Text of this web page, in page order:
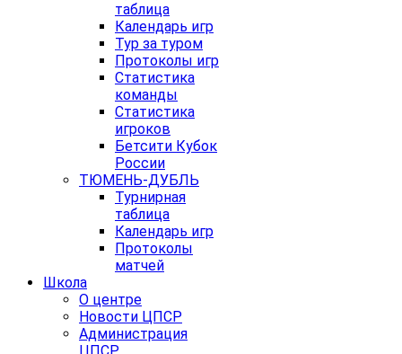
таблица
Календарь игр
Тур за туром
Протоколы игр
Статистика
команды
Статистика
игроков
Бетсити Кубок
России
ТЮМЕНЬ-ДУБЛЬ
Турнирная
таблица
Календарь игр
Протоколы
матчей
Школа
О центре
Новости ЦПСР
Администрация